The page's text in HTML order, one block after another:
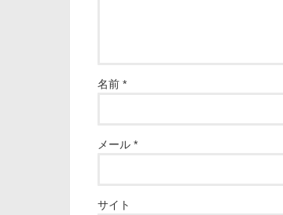
名前 *
メール *
サイト